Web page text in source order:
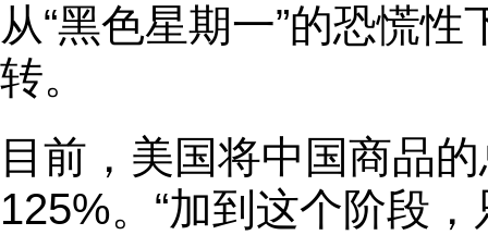
从“黑色星期一”的恐慌
转。
目前，美国将中国商品
125%。“加到这个阶段